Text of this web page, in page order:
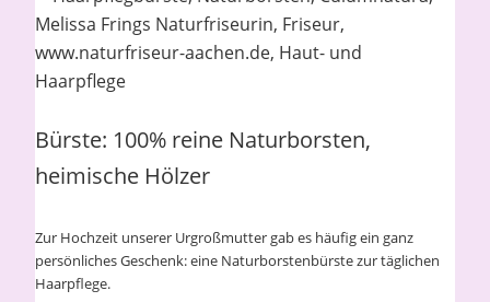
Bürste: 100% reine Naturborsten,
heimische Hölzer
Zur Hochzeit unserer Urgroßmutter gab es häufig ein ganz
persönliches Geschenk: eine Naturborstenbürste zur täglichen
Haarpflege.